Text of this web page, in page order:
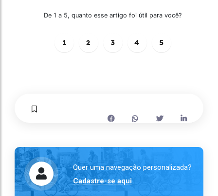
De 1 a 5, quanto esse artigo foi útil para você?
1 2 3 4 5
Quer uma navegação personalizada?
Cadastre-se aqui